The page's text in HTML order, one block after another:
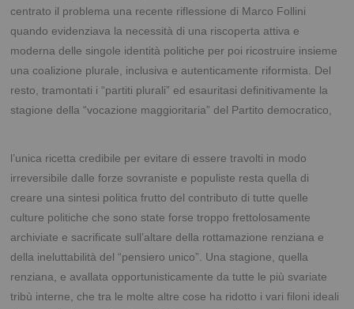
centrato il problema una recente riflessione di Marco Follini
quando evidenziava la necessità di una riscoperta attiva e
moderna delle singole identità politiche per poi ricostruire insieme
una coalizione plurale, inclusiva e autenticamente riformista. Del
resto, tramontati i “partiti plurali” ed esauritasi definitivamente la
stagione della “vocazione maggioritaria” del Partitodemocratico,
l’unica ricetta credibile per evitare di essere travolti in modo
irreversibile dalle forze sovraniste e populiste resta quella di
creare una sintesi politica frutto del contributo di tutte quelle
culture politiche che sono state forse troppo frettolosamente
archiviate e sacrificate sull’altare della rottamazione renziana e
della ineluttabilità del “pensiero unico”. Una stagione, quella
renziana, e avallata opportunisticamente da tutte le più svariate
tribù interne, che tra le molte altre cose ha ridotto i vari filoni ideali